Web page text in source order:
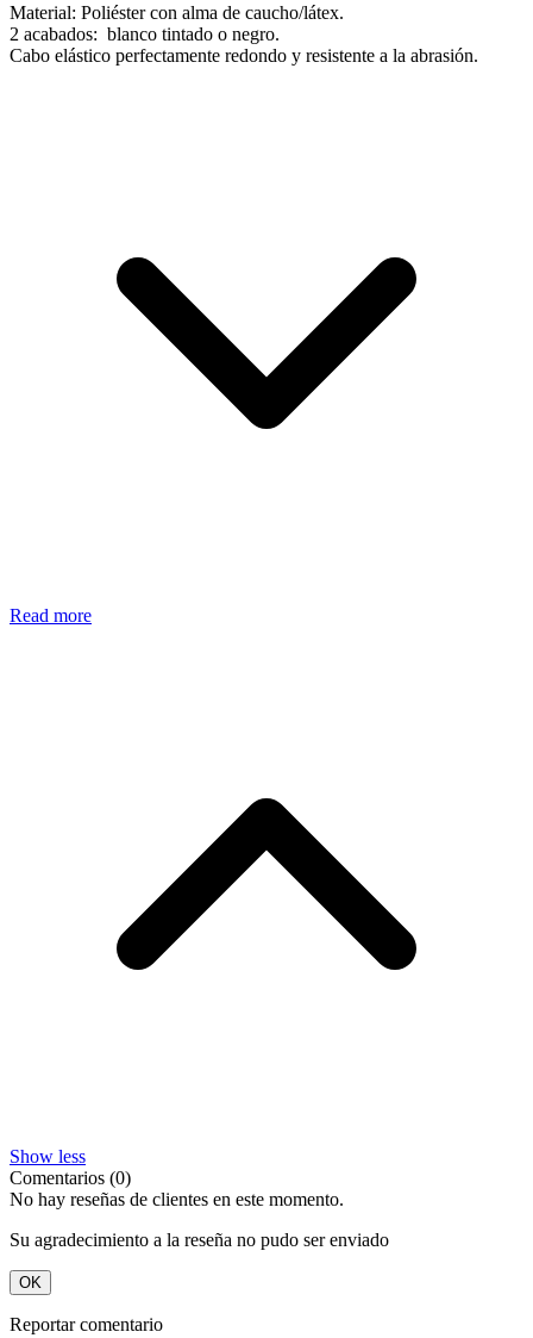
Material: Poliéster con alma de caucho/látex.
2 acabados: blanco tintado o negro.
Cabo elástico perfectamente redondo y resistente a la abrasión.
Read more
Show less
Comentarios (0)
No hay reseñas de clientes en este momento.
Su agradecimiento a la reseña no pudo ser enviado
OK
Reportar comentario